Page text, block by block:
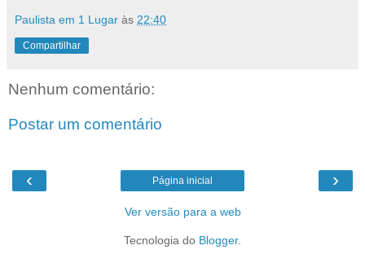
Paulista em 1 Lugar às 22:40
Compartilhar
Nenhum comentário:
Postar um comentário
‹ ›
Página inicial
Ver versão para a web
Tecnologia do Blogger.